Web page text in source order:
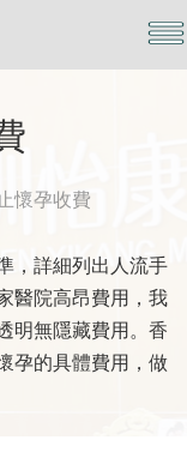
懷孕收費
，詳細列出人流手
醫院高昂費用，我
明無隱藏費用。香
孕的具體費用，做